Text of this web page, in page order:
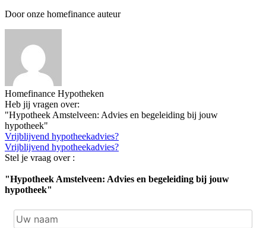
Door onze homefinance auteur
Homefinance Hypotheken
Heb jij vragen over:
"Hypotheek Amstelveen: Advies en begeleiding bij jouw
hypotheek"
Vrijblijvend hypotheekadvies?
Vrijblijvend hypotheekadvies?
Stel je vraag over :
"Hypotheek Amstelveen: Advies en begeleiding bij jouw
hypotheek"